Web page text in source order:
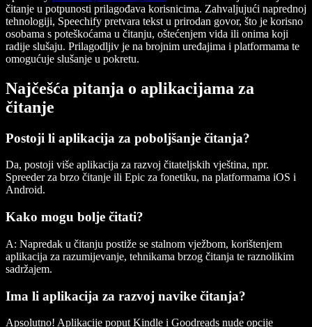
čitanje u potpunosti prilagođava korisnicima. Zahvaljujući naprednoj
tehnologiji, Speechify pretvara tekst u prirodan govor, što je korisno
osobama s poteškoćama u čitanju, oštećenjem vida ili onima koji
radije slušaju. Prilagodljiv je na brojnim uređajima i platformama te
omogućuje slušanje u pokretu.
Najčešća pitanja o aplikacijama za
čitanje
Postoji li aplikacija za poboljšanje čitanja?
Da, postoji više aplikacija za razvoj čitateljskih vještina, npr.
Spreederza brzo čitanje ili Epic za fonetiku, na platformama iOS i
Android.
Kako mogu bolje čitati?
A: Napredak u čitanju postiže se stalnom vježbom, korištenjem
aplikacija za razumijevanje, tehnikama brzog čitanja te raznolikim
sadržajem.
Ima li aplikacija za razvoj navike čitanja?
Apsolutno! Aplikacije poput Kindle i Goodreads nude opcije